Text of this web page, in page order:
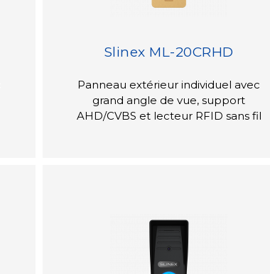
Slinex ML-20CRHD
Panneau extérieur individuel avec
grand angle de vue, support
AHD/CVBS et lecteur RFID sans fil